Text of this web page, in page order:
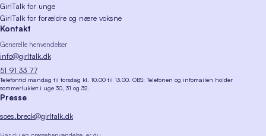
GirlTalk for unge
GirlTalk for forældre og nære voksne
Kontakt
Generelle henvendelser
info@girltalk.dk
51 91 33 77
Telefontid mandag til torsdag kl. 10.00 til 13.00. OBS: Telefonen og infomailen holder
sommerlukket i uge 30, 31 og 32.
Presse
soes.breck@girltalk.dk